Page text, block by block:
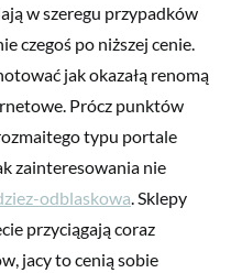
w szeregu przypadków
czegoś po niższej cenie.
jak okazałą renomą
Prócz punktów
typu portale
zainteresowania nie
odblaskowa . Sklepy
przyciągają coraz
jacy to cenią sobie